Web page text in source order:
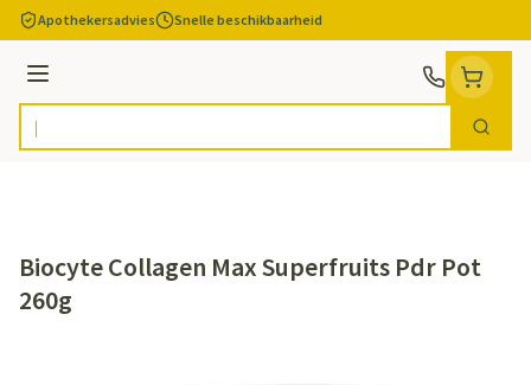
Ga naar de inhoud
Apothekersadvies Snelle beschikbaarheid
Menu
Product, merk, categorie... Zoek
Biocyte Collagen Max Superfruits Pdr Pot
260g